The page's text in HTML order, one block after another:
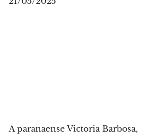
A paranaense Victoria Barbosa,